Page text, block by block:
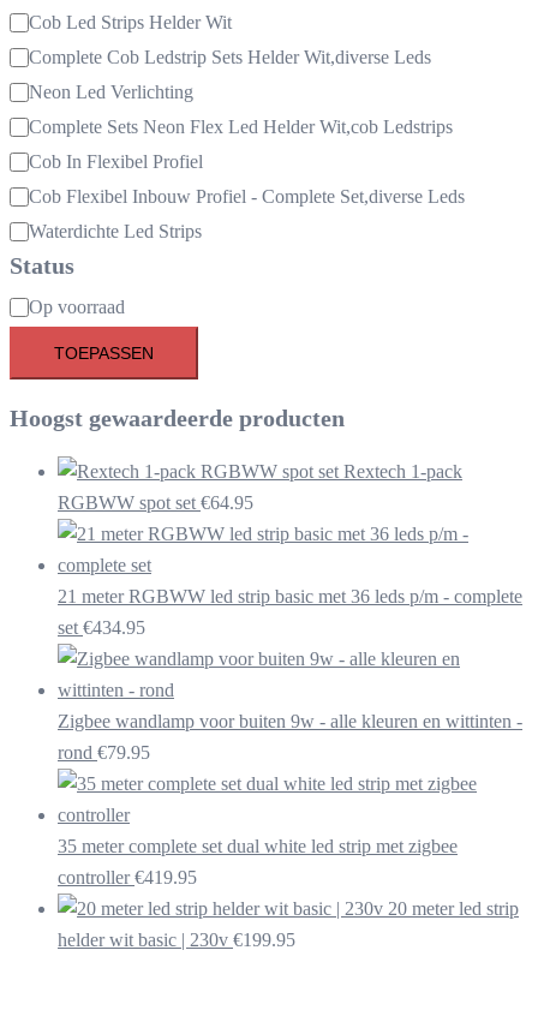
Cob Led Strips Helder Wit
Complete Cob Ledstrip Sets Helder Wit,diverse Leds
Neon Led Verlichting
Complete Sets Neon Flex Led Helder Wit,cob Ledstrips
Cob In Flexibel Profiel
Cob Flexibel Inbouw Profiel - Complete Set,diverse Leds
Waterdichte Led Strips
Status
Beschikbaarheid
Op voorraad
TOEPASSEN
Hoogst gewaardeerde producten
Rextech 1-pack
RGBWW spot set €64.95
21 meter RGBWW led strip basic met 36 leds p/m - complete
set €434.95
Zigbee wandlamp voor buiten 9w - alle kleuren en wittinten -
rond €79.95
35 meter complete set dual white led strip met zigbee
controller €419.95
20 meter led strip
helder wit basic | 230v €199.95